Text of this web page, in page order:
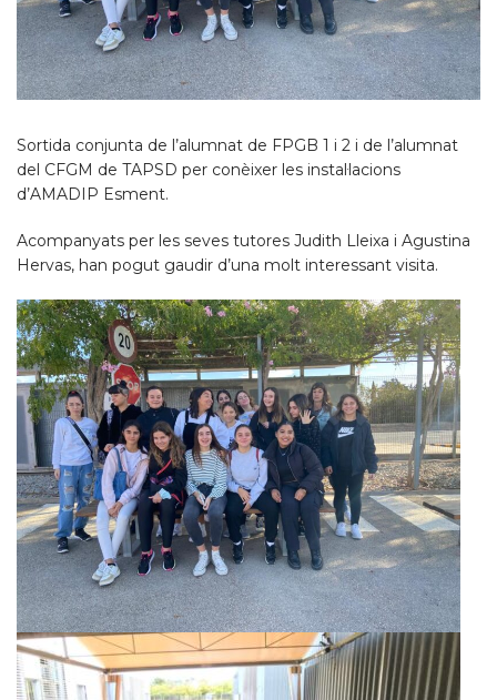
Sortida conjunta de l’alumnat de FPGB 1 i 2 i de l’alumnat
del CFGM de TAPSD per conèixer les instal·lacions
d’AMADIP Esment.
Acompanyats per les seves tutores Judith Lleixa i Agustina
Hervas, han pogut gaudir d’una molt interessant visita.